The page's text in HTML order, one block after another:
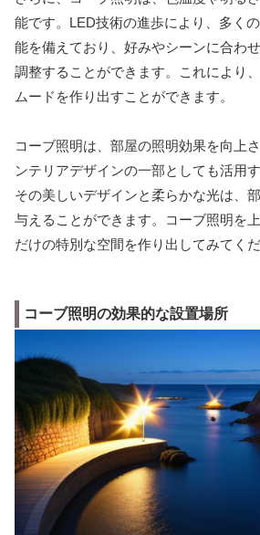
能です。LED技術の進歩により、多く
能を備えており、好みやシーンに合わ
調整することができます。これにより
ムードを作り出すことができます。
コーブ照明は、部屋の照明効果を向上
ンテリアデザインの一部としても活用
その美しいデザインと柔らかな光は、
与えることができます。コーブ照明を
だけの特別な空間を作り出してみてくだ
コーブ照明の効果的な設置場所